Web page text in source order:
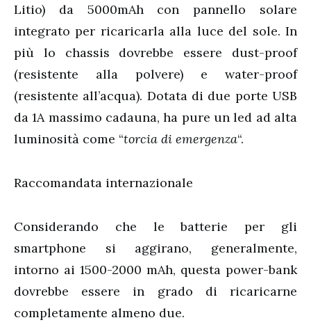
Litio) da 5000mAh con pannello solare
integrato per ricaricarla alla luce del sole. In
più lo chassis dovrebbe essere dust-proof
(resistente alla polvere) e water-proof
(resistente all’acqua). Dotata di due porte USB
da 1A massimo cadauna, ha pure un led ad alta
luminosità come “torcia di emergenza“.
Raccomandata internazionale
Considerando che le batterie per gli
smartphone si aggirano, generalmente,
intorno ai 1500-2000 mAh, questa power-bank
dovrebbe essere in grado di ricaricarne
completamente almeno due.